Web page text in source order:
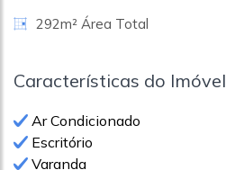
292m² Área Total
Características do Imóvel
Ar Condicionado
Escritório
Varanda